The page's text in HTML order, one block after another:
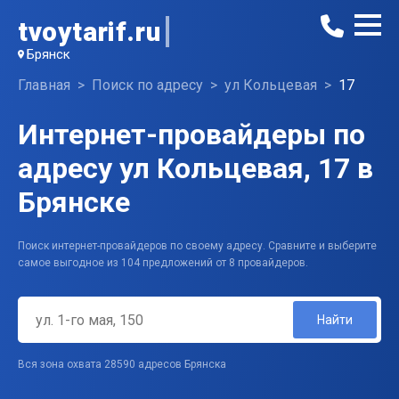
tvoytarif.ru
Брянск
Главная Поиск по адресу ул Кольцевая 17
Интернет-провайдеры по
адресу ул Кольцевая, 17 в
Брянске
Поиск интернет-провайдеров по своему адресу. Сравните и выберите
самое выгодное из 104 предложений от 8 провайдеров.
Найти
Вся зона охвата 28590 адресов Брянска